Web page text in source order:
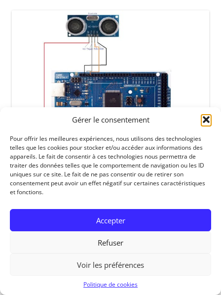
Gérer le consentement
Pour offrir les meilleures expériences, nous utilisons des technologies
telles que les cookies pour stocker et/ou accéder aux informations des
appareils. Le fait de consentir à ces technologies nous permettra de
traiter des données telles que le comportement de navigation ou les ID
uniques sur ce site. Le fait de ne pas consentir ou de retirer son
consentement peut avoir un effet négatif sur certaines caractéristiques
et fonctions.
Accepter
Refuser
Voir les préférences
Politique de cookies
RedOhm, 2014